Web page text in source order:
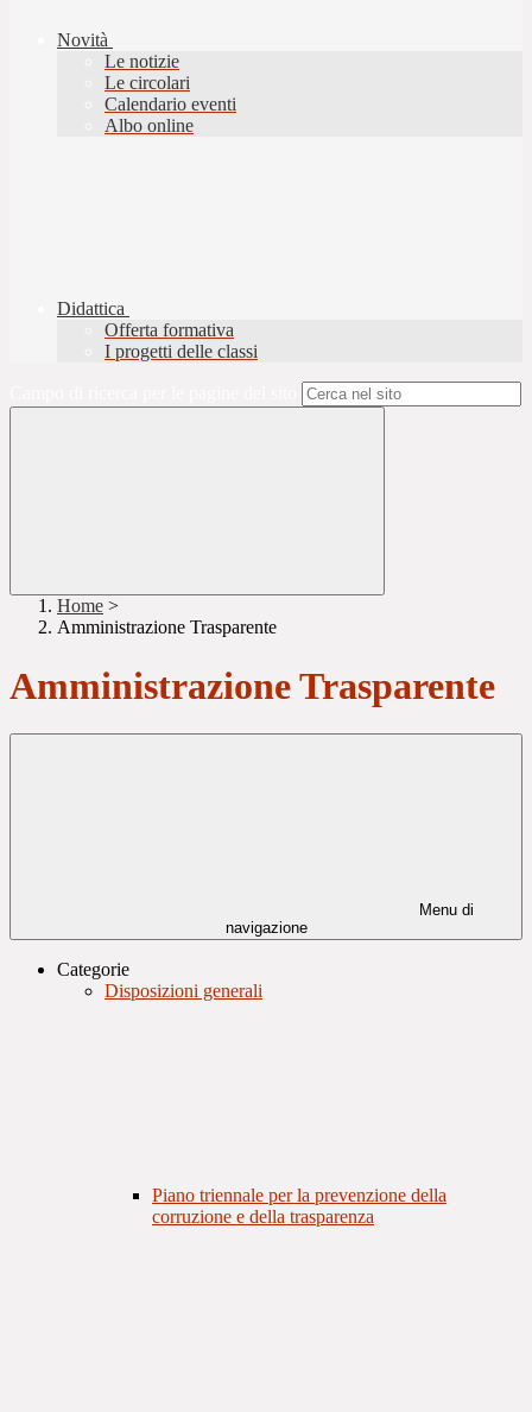
Novità
Le notizie
Le circolari
Calendario eventi
Albo online
Didattica
Offerta formativa
I progetti delle classi
Home >
Amministrazione Trasparente
Amministrazione Trasparente
Menu di
navigazione
Categorie
Disposizioni generali
Piano triennale per la prevenzione della
corruzione e della trasparenza